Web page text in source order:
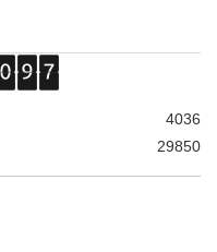
4036
29850